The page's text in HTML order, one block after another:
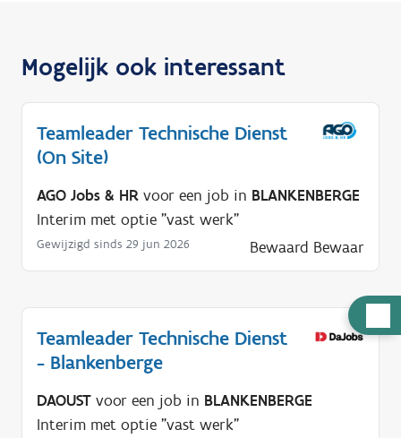
u
Mogelijk ook interessant
Teamleader Technische Dienst
(On Site)
AGO Jobs & HR voor een job in BLANKENBERGE
Interim met optie "vast werk"
Gewijzigd sinds 29 jun 2026 Bewaard Bewaar
Teamleader Technische Dienst
- Blankenberge
DAOUST voor een job in BLANKENBERGE
Interim met optie "vast werk"